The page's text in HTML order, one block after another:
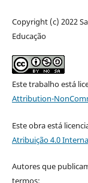
Copyright (c) 2022
Educação
Este trabalho está
Attribution-
Este obra está
Atribuição 4.0
Autores que
termos: